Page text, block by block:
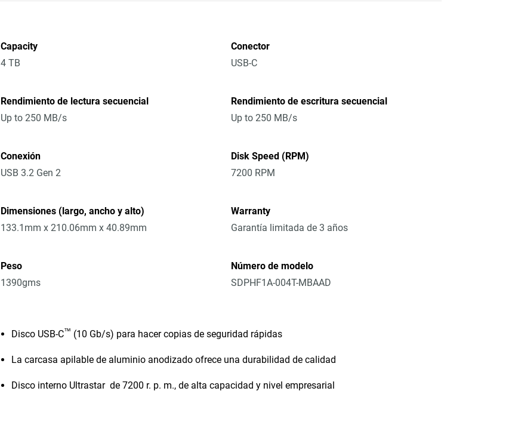
Capacity
4 TB
Conector
USB-C
Rendimiento de lectura secuencial
Up to 250 MB/s
Rendimiento de escritura secuencial
Up to 250 MB/s
Conexión
USB 3.2 Gen 2
Disk Speed (RPM)
7200 RPM
Dimensiones (largo, ancho y alto)
133.1mm x 210.06mm x 40.89mm
Warranty
Garantía limitada de 3 años
Peso
1390gms
Número de modelo
SDPHF1A-004T-MBAAD
Disco USB-C™ (10 Gb/s) para hacer copias de seguridad rápidas
La carcasa apilable de aluminio anodizado ofrece una durabilidad de calidad
Disco interno Ultrastar de 7200 r. p. m., de alta capacidad y nivel empresarial